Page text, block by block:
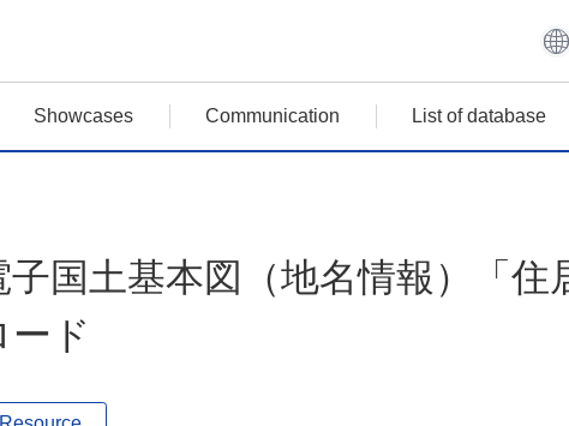
Showcases Communication List of database
子国土基本図（地名情報）「住
ード